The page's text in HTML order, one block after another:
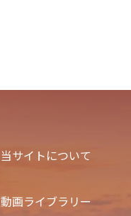
当サイトについて
動画ライブラリー